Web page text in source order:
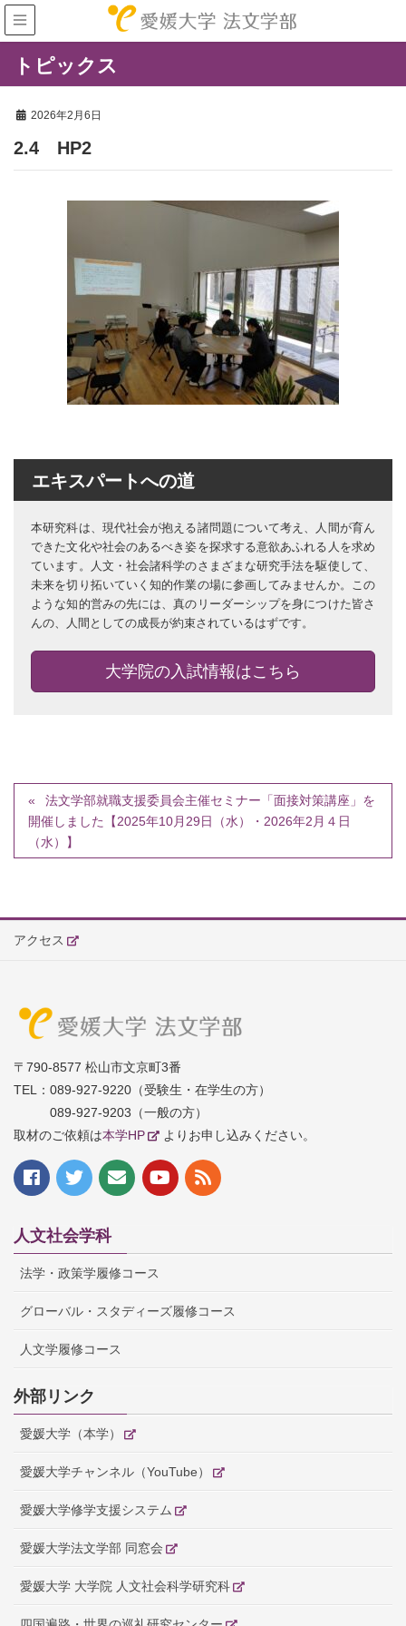
トピックス
2026年2月6日
2.4 HP2
エキスパートへの道
本研究科は、現代社会が抱える諸問題について考え、人間が育ん
できた文化や社会のあるべき姿を探求する意欲あふれる人を求め
ています。人文・社会諸科学のさまざまな研究手法を駆使して、
未来を切り拓いていく知的作業の場に参画してみませんか。この
ような知的営みの先には、真のリーダーシップを身につけた皆さ
んの、人間としての成長が約束されているはずです。
大学院の入試情報はこちら
法文学部就職支援委員会主催セミナー「面接対策講座」を
開催しました【2025年10月29日（水）・2026年2月４日
（水）】
アクセス
〒790-8577 松山市文京町3番
TEL： 089-927-9220（受験生・在学生の方）
089-927-9203（一般の方）
取材のご依頼は本学HP よりお申し込みください。
人文社会学科
法学・政策学履修コース
グローバル・スタディーズ履修コース
人文学履修コース
外部リンク
愛媛大学（本学）
愛媛大学チャンネル（YouTube）
愛媛大学修学支援システム
愛媛大学法文学部 同窓会
愛媛大学 大学院 人文社会科学研究科